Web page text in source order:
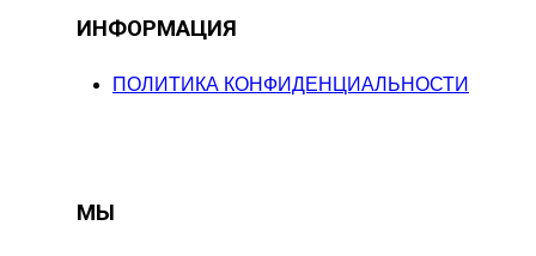
ИНФОРМАЦИЯ
ПОЛИТИКА КОНФИДЕНЦИАЛЬНОСТИ
МЫ